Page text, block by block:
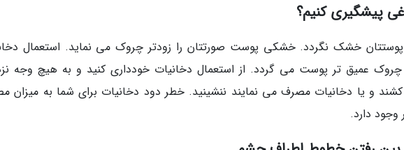
پیشگیری کنیم؟
پوستتان خشک نگردد. خشکی پوست صورتتان را زودتر چروک می نماید. استعمال
عمیق تر پوست می گردد. از استعمال دخانیات خودداری کنید و به هیچ وجه
کشند و یا دخانیات مصرف می نمایند ننشینید. خطر دود دخانیات برای شما به میزان
دارد.